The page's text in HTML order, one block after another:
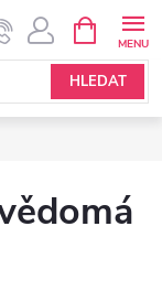
HLEDAT
NÁKUPNÍ
KOŠÍK